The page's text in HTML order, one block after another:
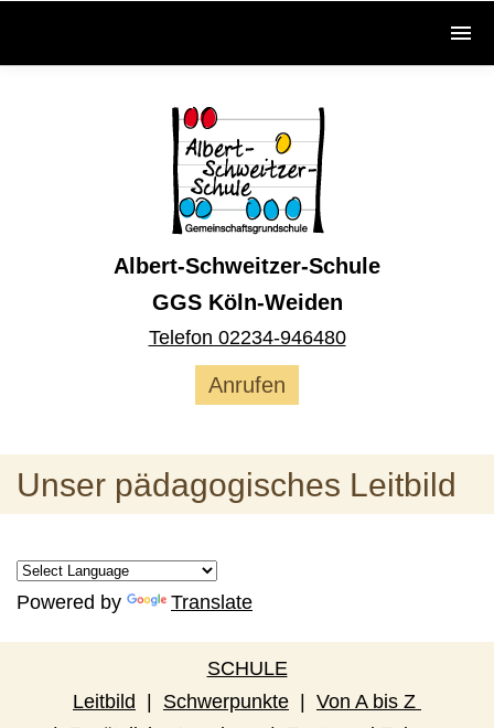
Albert-Schweitzer-Schule
GGS Köln-Weiden
Telefon 02234-946480
Anrufen
Unser pädagogisches Leitbild
Powered by Translate
SCHULE
Leitbild
Schwerpunkte
Von A bis Z